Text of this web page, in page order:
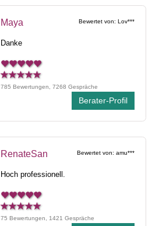
Bewertet von: Lov***
Maya
Danke
785 Bewertungen, 7268 Gespräche
Berater-Profil
Bewertet von: amu***
RenateSan
Hoch professionell.
75 Bewertungen, 1421 Gespräche